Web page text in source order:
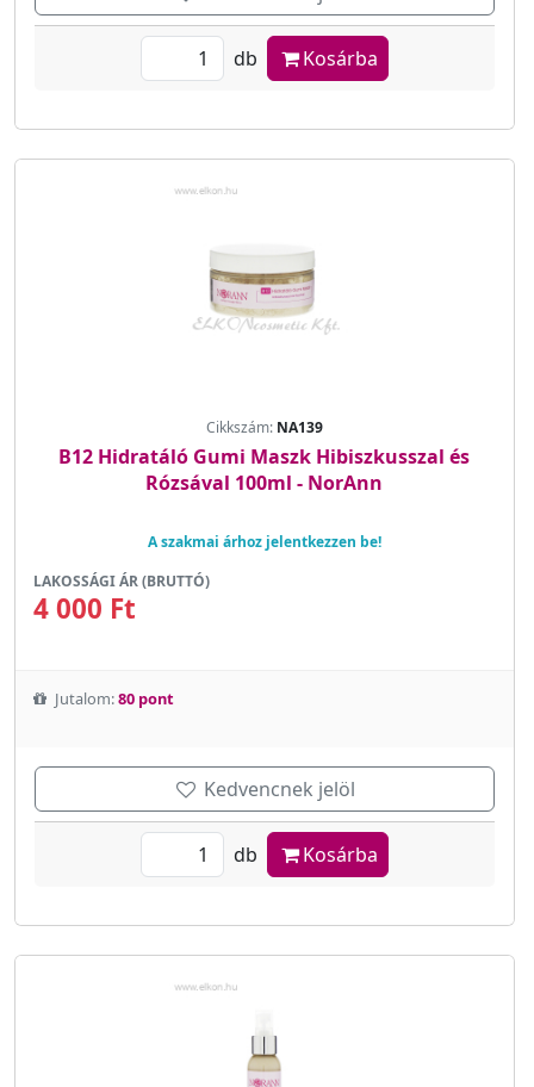
db Kosárba
Cikkszám: NA139
B12 Hidratáló Gumi Maszk Hibiszkusszal és
Rózsával 100ml - NorAnn
A szakmai árhoz jelentkezzen be!
LAKOSSÁGI ÁR (BRUTTÓ)
4 000 Ft
Jutalom:80 pont
Kedvencnek jelöl
db Kosárba